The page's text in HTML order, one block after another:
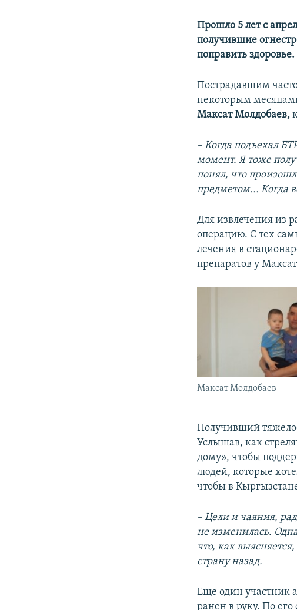
Прошло 5 лет с
получившие
поправить здоровье.
Пострадавшим
некоторым
Максат Молдобаев,
– Когда подъехал
момент. Я тоже
понял, что
предметом... Когда
Для извлечения из
операцию. С тех
лечения в
препаратов у
Максат Молдобаев
Получивший
Услышав, как
дому», чтобы
людей, которые
чтобы в
– Цели и чаяния,
не изменилась.
что, как
страну назад.
Еще один участник
ранен в руку. По